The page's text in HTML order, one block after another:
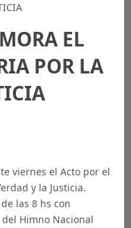
EL
POR LA
viernes el Acto por el
y la Justicia.
las 8 hs con
Himno Nacional